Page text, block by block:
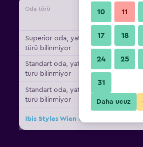
Oda türü Tedarikçi
Superior oda, yatak
türü bilinmiyor
Standart oda, yatak
türü bilinmiyor
Standart oda, yatak
türü bilinmiyor
Ibis Styles Wien City için diğer
10 11
17 18
24 25
31
Daha ucuz